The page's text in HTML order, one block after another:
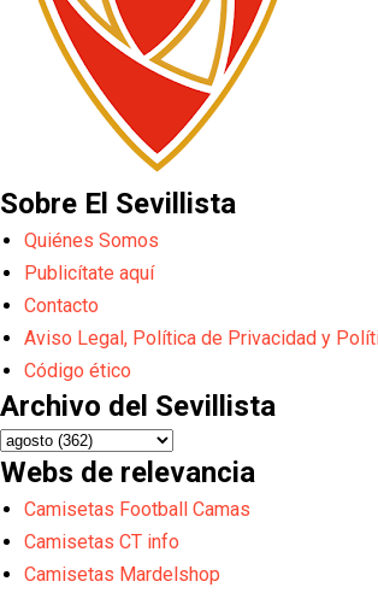
Sobre El Sevillista
Quiénes Somos
Publicítate aquí
Contacto
Aviso Legal, Política de Privacidad y
Código ético
Archivo del Sevillista
Webs de relevancia
Camisetas Football Camas
Camisetas CT info
Camisetas Mardelshop